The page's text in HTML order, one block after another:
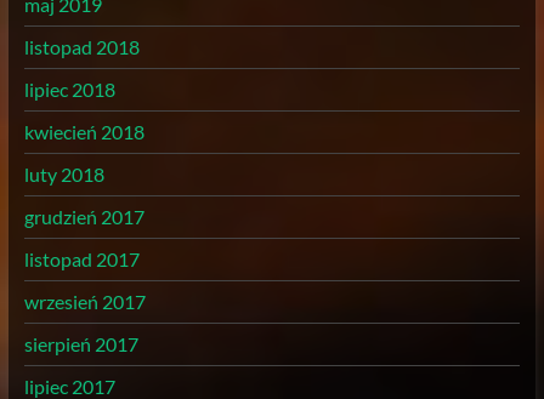
listopad 2018
lipiec 2018
kwiecień 2018
luty 2018
grudzień 2017
listopad 2017
wrzesień 2017
sierpień 2017
lipiec 2017